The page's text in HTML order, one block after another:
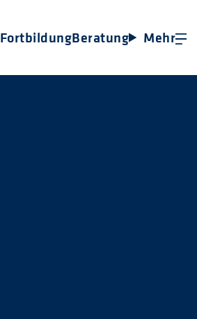
FortbildungBeratung Mehr